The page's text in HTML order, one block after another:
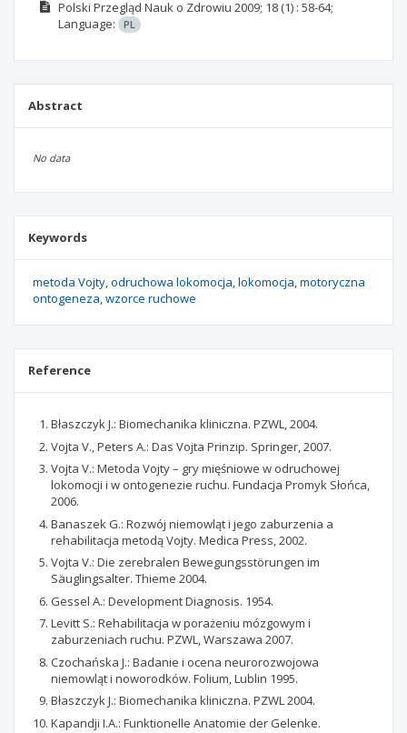
Polski Przegląd Nauk o Zdrowiu 2009; 18(1) : 58-64;
Language:
PL
Abstract
No data
Keywords
metoda Vojty odruchowa lokomocja lokomocja motoryczna
ontogeneza wzorce ruchowe
Reference
Błaszczyk J.: Biomechanika kliniczna. PZWL, 2004.
Vojta V., Peters A.: Das Vojta Prinzip. Springer, 2007.
Vojta V.: Metoda Vojty – gry mięśniowe w odruchowej
lokomocji i w ontogenezie ruchu. Fundacja Promyk Słońca,
2006.
Banaszek G.: Rozwój niemowląt i jego zaburzenia a
rehabilitacja metodą Vojty. Medica Press, 2002.
Vojta V.: Die zerebralen Bewegungsstörungen im
Säuglingsalter. Thieme 2004.
Gessel A.: Development Diagnosis. 1954.
Levitt S.: Rehabilitacja w porażeniu mózgowym i
zaburzeniach ruchu. PZWL, Warszawa 2007.
Czochańska J.: Badanie i ocena neurorozwojowa
niemowląt i noworodków. Folium, Lublin 1995.
Błaszczyk J.: Biomechanika kliniczna. PZWL 2004.
Kapandji I.A.: Funktionelle Anatomie der Gelenke.